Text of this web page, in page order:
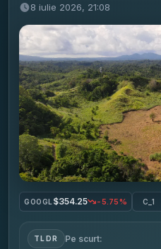
8 iulie 2026, 21:08
GOOGL $354.25 -5.75% C_1
TLDR Pe scurt: